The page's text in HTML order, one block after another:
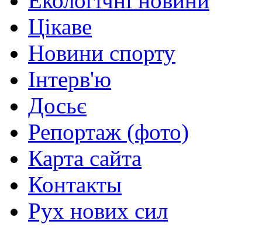
Цікаве
Новини спорту
Інтерв'ю
Досьє
Репортаж (фото)
Карта сайта
Контакты
Рух нових сил